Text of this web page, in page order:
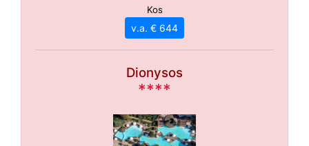
Kos
v.a. € 644
Dionysos
****